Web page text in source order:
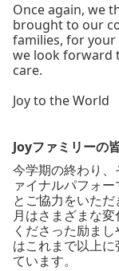
Once again, we
brought to our
families, for
we look forward
care.
Joy to the World
Joyファミリーの
今学期の終わり
ァイナルパフォ
とご協力をいた
月はさまざまな
くださった励ま
はこれまで以上
ています。